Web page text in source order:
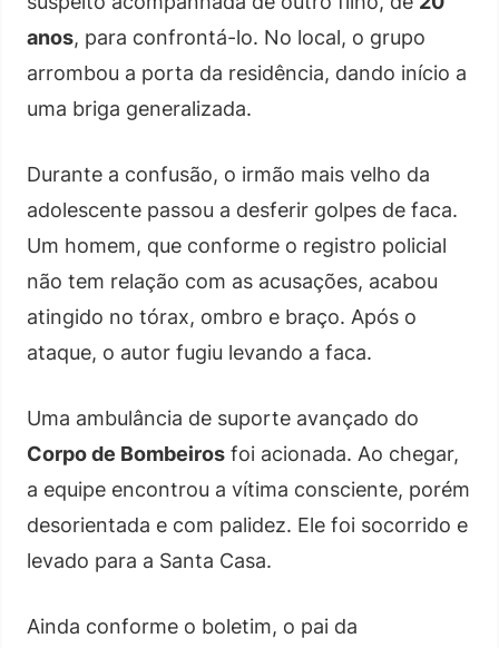
anos, para confrontá-lo. No local, o grupo
arrombou a porta da residência, dando início a
uma briga generalizada.
Durante a confusão, o irmão mais velho da
adolescente passou a desferir golpes de faca.
Um homem, que conforme o registro policial
não tem relação com as acusações, acabou
atingido no tórax, ombro e braço. Após o
ataque, o autor fugiu levando a faca.
Uma ambulância de suporte avançado do
Corpo de Bombeiros foi acionada. Ao chegar,
a equipe encontrou a vítima consciente, porém
desorientada e com palidez. Ele foi socorrido e
levado para a Santa Casa.
Ainda conforme o boletim, o pai da